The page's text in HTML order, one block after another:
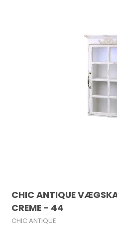
CHIC ANTIQUE
CREME - 44
CHIC ANTIQUE